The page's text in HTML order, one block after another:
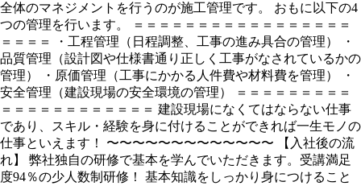
全体のマネジメントを行うのが施工管理です。 おもに以下の4
つの管理を行います。 ＝＝＝＝＝＝＝＝＝＝＝＝＝＝＝＝＝
＝＝＝＝ ・工程管理（日程調整、工事の進み具合の管理） ・
品質管理（設計図や仕様書通り正しく工事がなされているかの
管理） ・原価管理（工事にかかる人件費や材料費を管理） ・
安全管理（建設現場の安全環境の管理） ＝＝＝＝＝＝＝＝＝
＝＝＝＝＝＝＝＝＝＝＝＝ 建設現場になくてはならない仕事
であり、スキル・経験を身に付けることができれば一生モノの
仕事といえます！ 〜〜〜〜〜〜〜〜〜〜〜〜〜 【入社後の流
れ】 弊社独自の研修で基本を学んでいただきます。受講満足
度94％の少人数制研修！ 基本知識をしっかり身につけること